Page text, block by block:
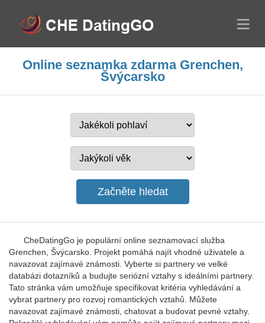
Online seznamka zdarma Grenchen,
Švýcarsko
CheDatingGo je populární online seznamovací služba
Grenchen, Švýcarsko. Projekt pomáhá najít vhodné uživatele a
navazovat zajímavé známosti. Vyberte si partnery ve velké
databázi dotazníků a budujte seriózní vztahy s ideálními partnery.
Tato stránka vám umožňuje specifikovat kritéria vyhledávání a
vybrat partnery pro rozvoj romantických vztahů. Můžete
navazovat zajímavé známosti, chatovat a budovat pevné vztahy.